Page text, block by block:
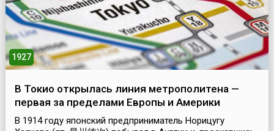
1927
В Токио открылась линия метрополитена —
первая за пределами Европы и Америки
В 1914 году японский предприниматель Норицугу